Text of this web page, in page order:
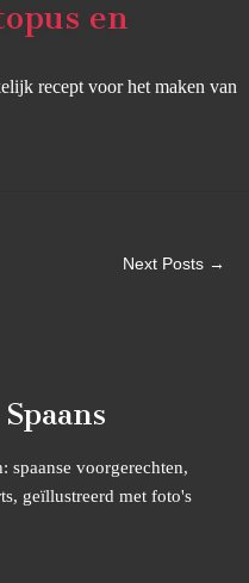
en
recept voor het maken van
Next Posts →
spaanse voorgerechten,
geïllustreerd met foto's